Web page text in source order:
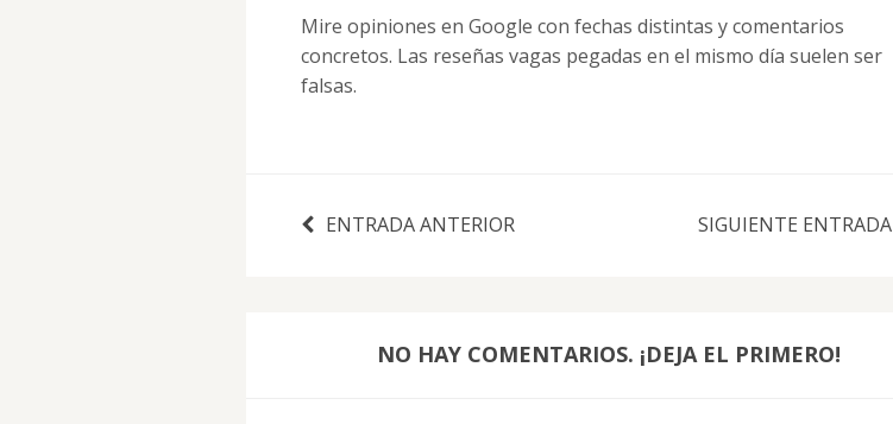
Mire opiniones en Google con fechas distintas y comentarios
concretos. Las reseñas vagas pegadas en el mismo día suelen ser
falsas.
ENTRADA ANTERIOR SIGUIENTE ENTRADA
NO HAY COMENTARIOS. ¡DEJA EL PRIMERO!